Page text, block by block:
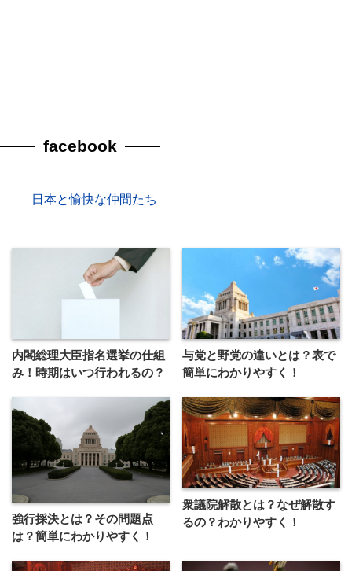
facebook
日本と愉快な仲間たち
内閣総理大臣指名選挙の仕組
み！時期はいつ行われるの？
与党と野党の違いとは？表で
簡単にわかりやすく！
強行採決とは？その問題点
は？簡単にわかりやすく！
衆議院解散とは？なぜ解散す
るの？わかりやすく！